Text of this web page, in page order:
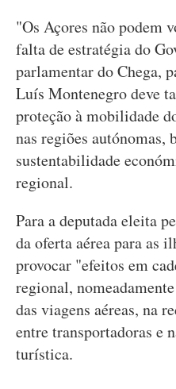
"Os Açores não podem
falta de estratégia do
parlamentar do Chega,
Luís Montenegro deve
proteção à mobilidade
nas regiões autónomas,
sustentabilidade
regional.
Para a deputada eleita
da oferta aérea para as
provocar "efeitos em
regional,
das viagens aéreas, na
entre transportadoras e
turística.